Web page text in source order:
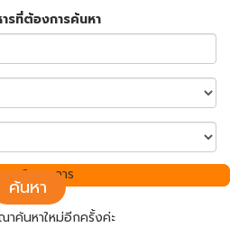
รที่ต้องการค้นหา
ค้นหา
าค้นหาใหม่อีกครั้งค่ะ
บ 0 รายการ